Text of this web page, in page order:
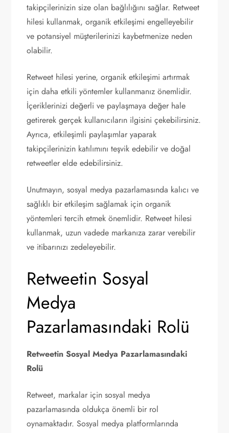
takipçilerinizin size olan bağlılığını sağlar. Retweet
hilesi kullanmak, organik etkileşimi engelleyebilir
ve potansiyel müşterilerinizi kaybetmenize neden
olabilir.
Retweet hilesi yerine, organik etkileşimi artırmak
için daha etkili yöntemler kullanmanız önemlidir.
İçeriklerinizi değerli ve paylaşmaya değer hale
getirerek gerçek kullanıcıların ilgisini çekebilirsiniz.
Ayrıca, etkileşimli paylaşımlar yaparak
takipçilerinizin katılımını teşvik edebilir ve doğal
retweetler elde edebilirsiniz.
Unutmayın, sosyal medya pazarlamasında kalıcı ve
sağlıklı bir etkileşim sağlamak için organik
yöntemleri tercih etmek önemlidir. Retweet hilesi
kullanmak, uzun vadede markanıza zarar verebilir
ve itibarınızı zedeleyebilir.
Retweetin Sosyal
Medya
Pazarlamasındaki Rolü
Retweetin Sosyal Medya Pazarlamasındaki
Rolü
Retweet, markalar için sosyal medya
pazarlamasında oldukça önemli bir rol
oynamaktadır. Sosyal medya platformlarında